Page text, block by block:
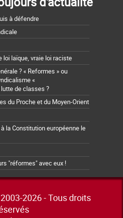
à défendre
loi laïque, vraie loi raciste
? « Reformes » ou
«
de classes ?
du Proche et du Moyen-Orient
la Constitution européenne le
"réformes" avec eux !
2026 - Tous droits